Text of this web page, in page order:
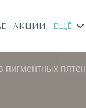
АКЦИИ ЕЩЁ
пигментных пятен